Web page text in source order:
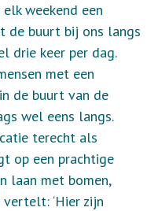
weekend een
de buurt bij ons langs
drie keer per dag.
met een
de buurt van de
wel eens langs.
terecht als
op een prachtige
laan met bomen,
‘Hier zijn